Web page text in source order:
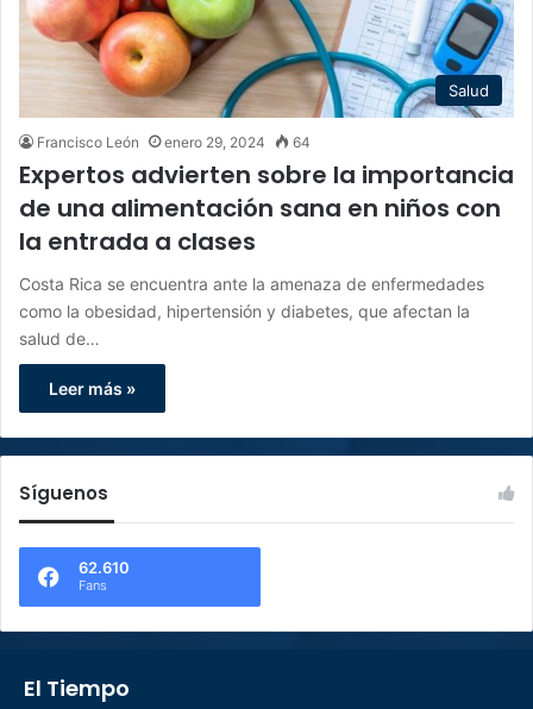
Salud
Francisco León enero 29, 2024 64
Expertos advierten sobre la importancia
de una alimentación sana en niños con
la entrada a clases
Costa Rica se encuentra ante la amenaza de enfermedades
como la obesidad, hipertensión y diabetes, que afectan la
salud de…
Leer más »
Síguenos
62.610
Fans
El Tiempo